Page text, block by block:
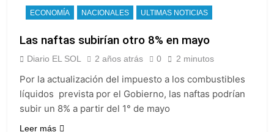
ECONOMÍA NACIONALES ULTIMAS NOTICIAS
Las naftas subirían otro 8% en mayo
Diario EL SOL 2 años atrás 0 2 minutos
Por la actualización del impuesto a los combustibles
líquidos prevista por el Gobierno, las naftas podrían
subir un 8% a partir del 1° de mayo
Leer más